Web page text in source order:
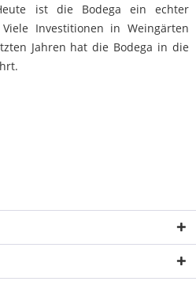
ist die Bodega ein echter
Investitionen in Weingärten
Jahren hat die Bodega in die